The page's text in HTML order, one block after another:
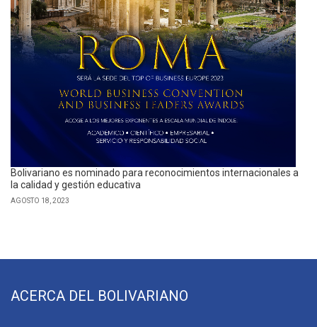
Bolivariano es nominado para reconocimientos internacionales a
la calidad y gestión educativa
AGOSTO 18, 2023
ACERCA DEL BOLIVARIANO